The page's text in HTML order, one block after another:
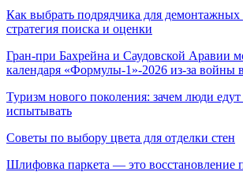
Как выбрать подрядчика для демонтажных
стратегия поиска и оценки
Гран-при Бахрейна и Саудовской Аравии
календаря «Формулы-1»-2026 из-за войны
Туризм нового поколения: зачем люди едут
испытывать
Советы по выбору цвета для отделки стен
Шлифовка паркета — это восстановление